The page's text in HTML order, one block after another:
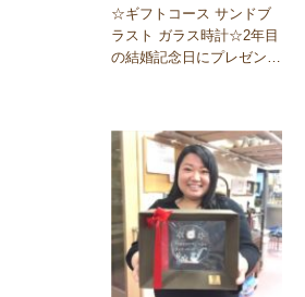
☆ギフトコース サンドブ
ラスト ガラス時計☆2年目
の結婚記念日にプレゼント